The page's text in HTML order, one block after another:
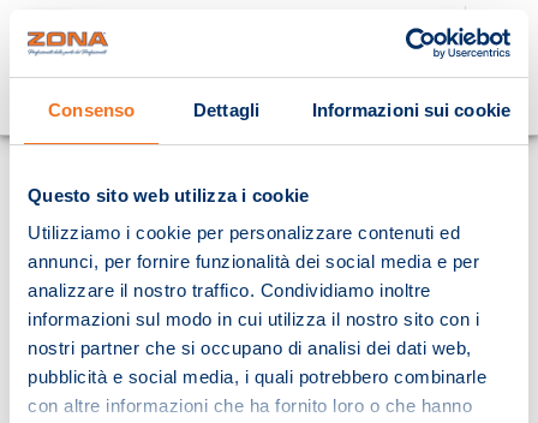
Consenso Dettagli Informazioni sui cookie
Questo sito web utilizza i cookie
Utilizziamo i cookie per personalizzare contenuti ed
annunci, per fornire funzionalità dei social media e per
analizzare il nostro traffico. Condividiamo inoltre
informazioni sul modo in cui utilizza il nostro sito con i
nostri partner che si occupano di analisi dei dati web,
pubblicità e social media, i quali potrebbero combinarle
con altre informazioni che ha fornito loro o che hanno
Cosa stai cercando?